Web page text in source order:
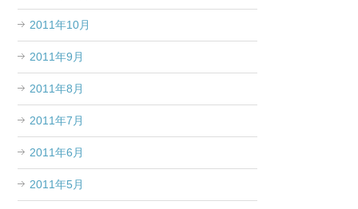
2011年10月
2011年9月
2011年8月
2011年7月
2011年6月
2011年5月